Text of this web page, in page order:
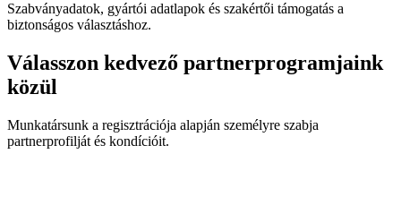
Szabványadatok, gyártói adatlapok és szakértői támogatás a
biztonságos választáshoz.
Válasszon kedvező partnerprogramjaink
közül
Munkatársunk a regisztrációja alapján személyre szabja
partnerprofilját és kondícióit.